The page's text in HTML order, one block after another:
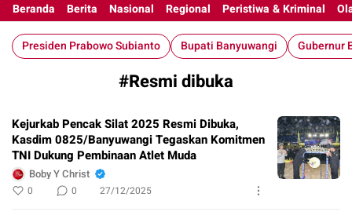
Beranda
Berita Nasional Regional Peristiwa & Kriminal
Presiden Prabowo Subianto Bupati Banyuwangi Gubernur
#Resmi dibuka
Kejurkab Pencak Silat 2025 Resmi Dibuka,
Kasdim 0825/Banyuwangi Tegaskan Komitmen
TNI Dukung Pembinaan Atlet Muda
Boby Y Christ
0 0 27/12/2025